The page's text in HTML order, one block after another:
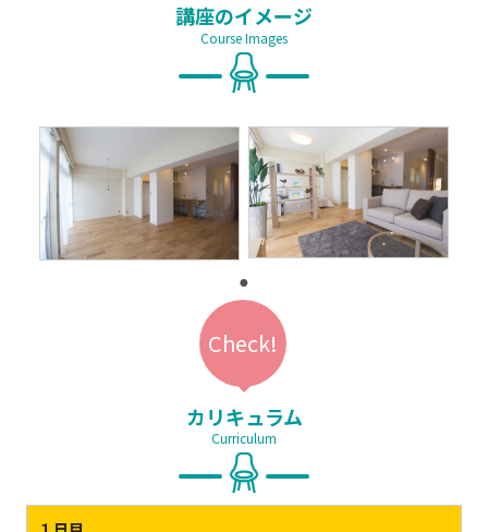
講座のイメージ
Course Images
カリキュラム
Curriculum